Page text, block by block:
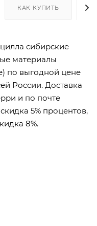
КАК КУПИТЬ
сибирские
материалы
по выгодной цене
России. Доставка
и по почте
5% процентов,
8%.